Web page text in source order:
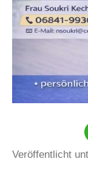
Veröffentlicht